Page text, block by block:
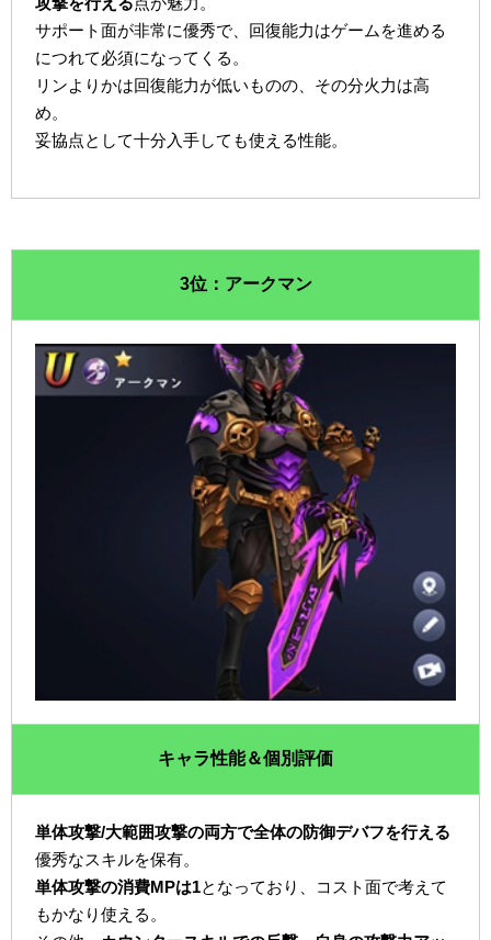
サポート面が非常に優秀で、回復能力はゲームを進める
につれて必須になってくる。
リンよりかは回復能力が低いものの、その分火力は高
め。
妥協点として十分入手しても使える性能。
3位：アークマン
キャラ性能＆個別評価
単体攻撃/大範囲攻撃の両方で全体の防御デバフを行える
優秀なスキルを保有。
単体攻撃の消費MPは1となっており、コスト面で考えて
もかなり使える。